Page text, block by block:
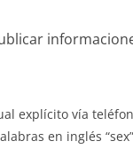
explícito vía
en inglés